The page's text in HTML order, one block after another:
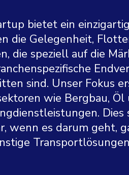
bietet ein
die Gelegenheit,
die speziell auf die
sind. Unser Fokus
wie Bergbau,
wenn es darum geht,